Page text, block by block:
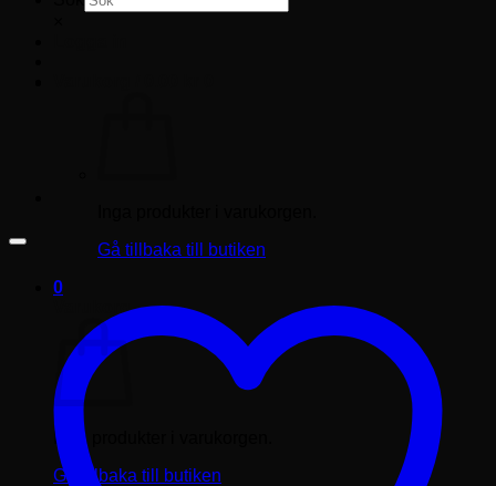
Gå tillbaka till butiken
0
Varukorg
Inga produkter i varukorgen.
Gå tillbaka till butiken